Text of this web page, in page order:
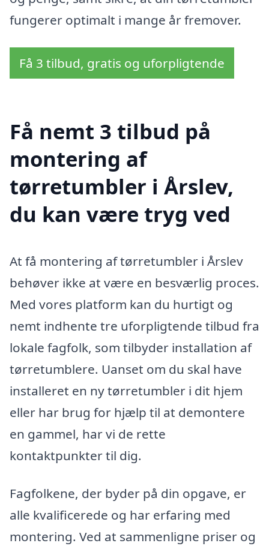
fungerer optimalt i mange år fremover.
Få 3 tilbud, gratis og uforpligtende
Få nemt 3 tilbud på
montering af
tørretumbler i Årslev,
du kan være tryg ved
At få montering af tørretumbler i Årslev
behøver ikke at være en besværlig proces.
Med vores platform kan du hurtigt og
nemt indhente tre uforpligtende tilbud fra
lokale fagfolk, som tilbyder installation af
tørretumblere. Uanset om du skal have
installeret en ny tørretumbler i dit hjem
eller har brug for hjælp til at demontere
en gammel, har vi de rette
kontaktpunkter til dig.
Fagfolkene, der byder på din opgave, er
alle kvalificerede og har erfaring med
montering. Ved at sammenligne priser og